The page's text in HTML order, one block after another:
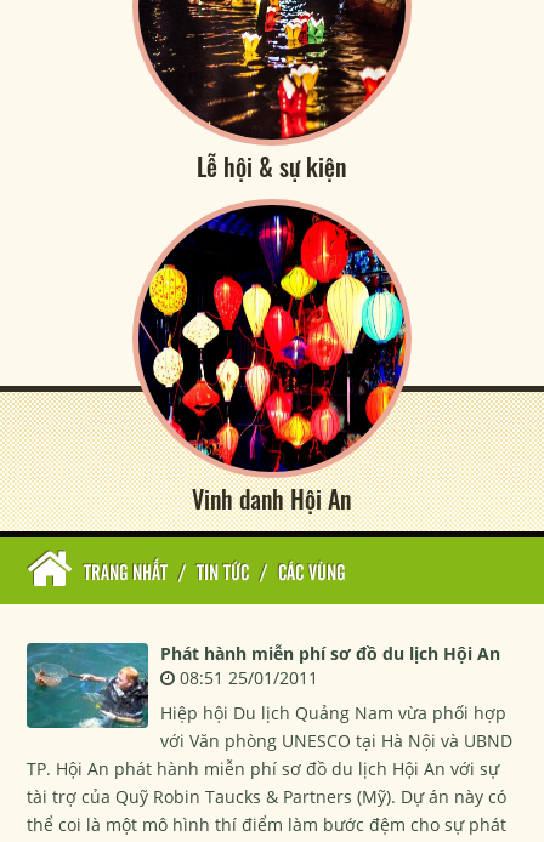
Lễ hội & sự kiện
Vinh danh Hội An
TRANG NHẤT / TIN TỨC / CÁC VÙNG
Phát hành miễn phí sơ đồ du lịch Hội An
08:51 25/01/2011
Hiệp hội Du lịch Quảng Nam vừa phối hợp
với Văn phòng UNESCO tại Hà Nội và UBND
TP. Hội An phát hành miễn phí sơ đồ du lịch Hội An với sự
tài trợ của Quỹ Robin Taucks & Partners (Mỹ). Dự án này có
thể coi là một mô hình thí điểm làm bước đệm cho sự phát